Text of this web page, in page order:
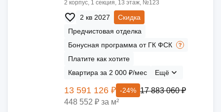
2 корпус, 1 секция, 13 этаж, №123
2 кв 2027
Скидка
Предчистовая отделка
Бонусная программа от ГК ФСК
Платите как хотите
Квартира за 2 000 ₽/мес
Ещё
13 591 126 ₽ -24% 17 883 060 ₽
448 552 ₽ за м²